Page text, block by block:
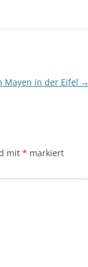
Mayen in der Eifel →
mit * markiert